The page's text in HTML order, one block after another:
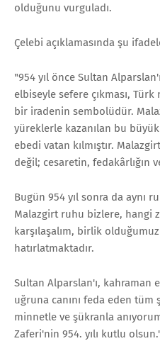
olduğunu vurguladı.
Çelebi açıklamasında şu
"954 yıl önce Sultan
elbiseyle sefere çıkması,
bir iradenin sembolüdür.
yüreklerle kazanılan bu
ebedi vatan kılmıştır.
değil; cesaretin, fedakârlığın
Bugün 954 yıl sonra da aynı
Malazgirt ruhu bizlere, hangi
karşılaşalım, birlik
hatırlatmaktadır.
Sultan Alparslan'ı, kahraman
uğruna canını feda eden
minnetle ve şükranla
Zaferi'nin 954. yılı kutlu